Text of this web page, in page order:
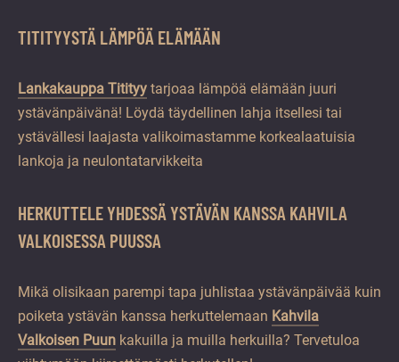
TITITYYSTÄ LÄMPÖÄ ELÄMÄÄN
Lankakauppa Titityy tarjoaa lämpöä elämään juuri
ystävänpäivänä! Löydä täydellinen lahja itsellesi tai
ystävällesi laajasta valikoimastamme korkealaatuisia
lankoja ja neulontatarvikkeita
HERKUTTELE YHDESSÄ YSTÄVÄN KANSSA KAHVILA
VALKOISESSA PUUSSA
Mikä olisikaan parempi tapa juhlistaa ystävänpäivää kuin
poiketa ystävän kanssa herkuttelemaan Kahvila
Valkoisen Puun kakuilla ja muilla herkuilla? Tervetuloa